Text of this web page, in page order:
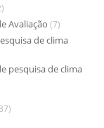
Avaliação (7)
de clima
pesquisa de clima